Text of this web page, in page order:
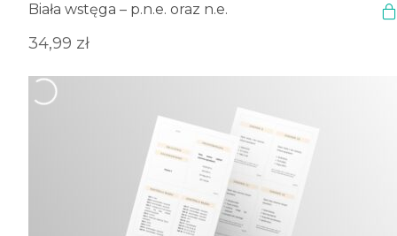
Biała wstęga – p.n.e. oraz n.e.
34,99 zł